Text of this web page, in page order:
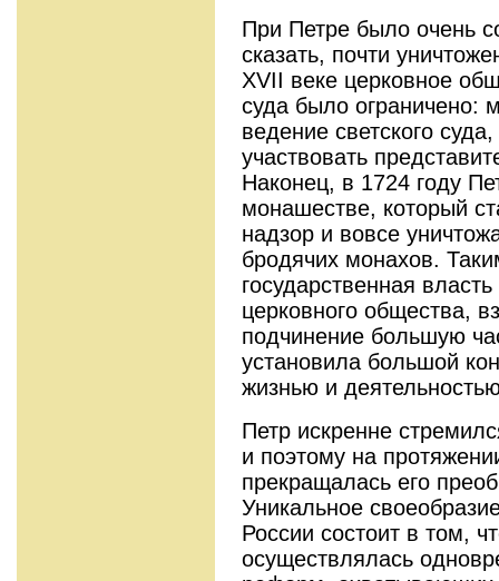
При Петре было очень
сказать, почти
ХVII веке церковное
суда было ограничено:
ведение светского
участвовать
Наконец, в 1724 году
монашестве, который
надзор и вовсе
бродячих монахов.
государственная
церковного общества,
подчинение большую
установила большой
жизнью и
Петр искренне
и поэтому на
прекращалась его
Уникальное
России состоит в том,
осуществлялась